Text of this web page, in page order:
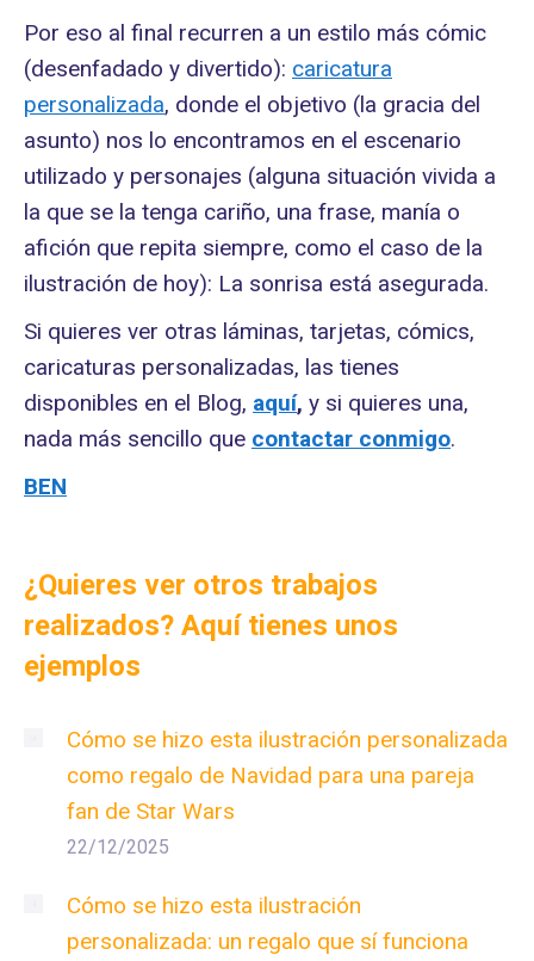
Por eso al final recurren a un estilo más cómic
(desenfadado y divertido): caricatura
personalizada, donde el objetivo (la gracia del
asunto) nos lo encontramos en el escenario
utilizado y personajes (alguna situación vivida a
la que se la tenga cariño, una frase, manía o
afición que repita siempre, como el caso de la
ilustración de hoy): La sonrisa está asegurada.
Si quieres ver otras láminas, tarjetas, cómics,
caricaturas personalizadas, las tienes
disponibles en el Blog, aquí, y si quieres una,
nada más sencillo que contactar conmigo.
BEN
¿Quieres ver otros trabajos
realizados? Aquí tienes unos
ejemplos
Cómo se hizo esta ilustración personalizada
como regalo de Navidad para una pareja
fan de Star Wars
22/12/2025
Cómo se hizo esta ilustración
personalizada: un regalo que sí funciona